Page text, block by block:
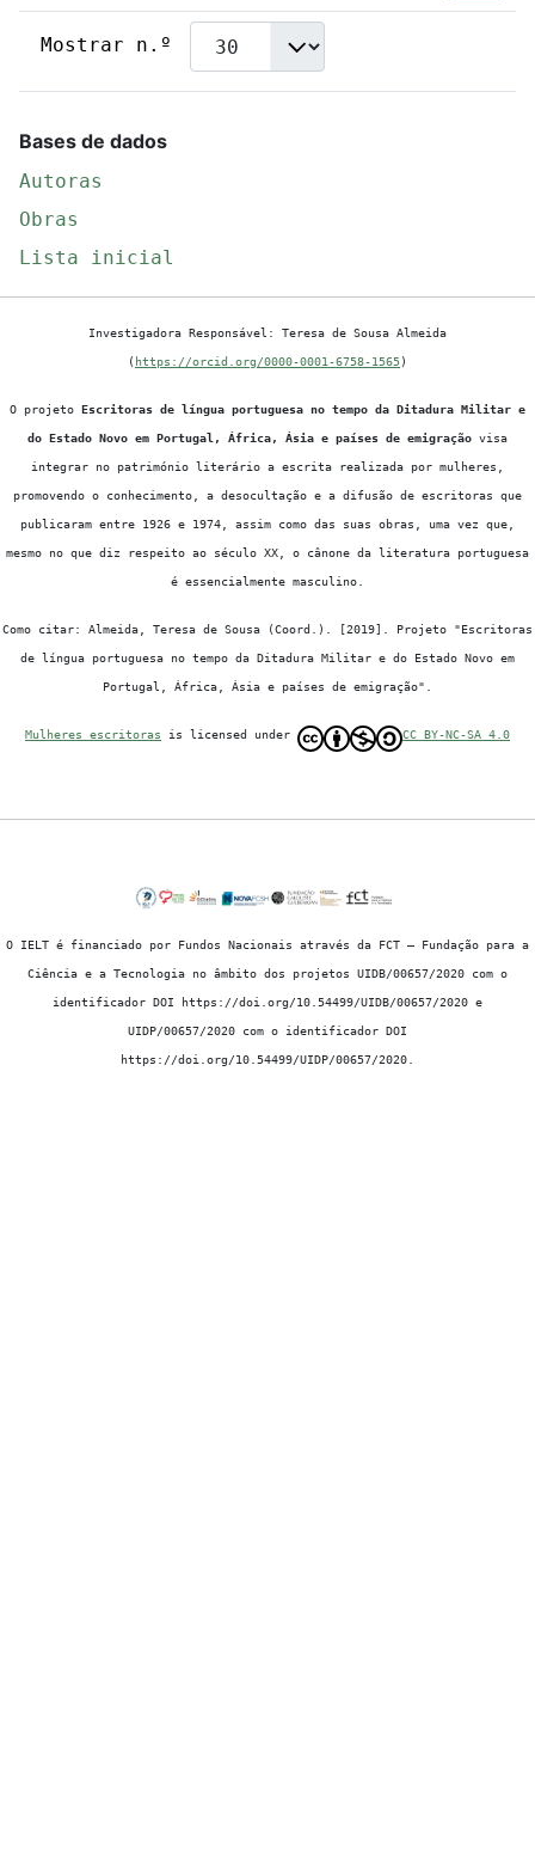
Mostrar n.º
Bases de dados
Autoras
Obras
Lista inicial
Investigadora Responsável: Teresa de Sousa Almeida
( https://orcid.org/0000-0001-6758-1565)
O projeto Escritoras de língua portuguesa no tempo da Ditadura Militar e
do Estado Novo em Portugal, África, Ásia e países de emigração visa
integrar no património literário a escrita realizada por mulheres,
promovendo o conhecimento, a desocultação e a difusão de escritoras que
publicaram entre 1926 e 1974, assim como das suas obras, uma vez que,
mesmo no que diz respeito ao século XX, o cânone da literatura portuguesa
é essencialmente masculino.
Como citar: Almeida, Teresa de Sousa (Coord.). [2019]. Projeto "Escritoras
de língua portuguesa no tempo da Ditadura Militar e do Estado Novo em
Portugal, África, Ásia e países de emigração".
Mulheres escritoras is licensed under CC BY-NC-SA 4.0
O IELT é financiado por Fundos Nacionais através da FCT – Fundação para a
Ciência e a Tecnologia no âmbito dos projetos UIDB/00657/2020 com o
identificador DOI https://doi.org/10.54499/UIDB/00657/2020 e
UIDP/00657/2020 com o identificador DOI
https://doi.org/10.54499/UIDP/00657/2020.